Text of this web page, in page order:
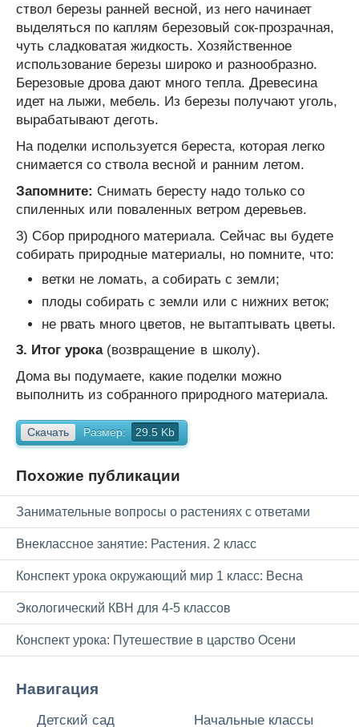
ствол березы ранней весной, из него начинает
выделяться по каплям березо­вый сок-прозрачная,
чуть сладковатая жидкость. Хозяйственное
использование березы широко и разнообразно.
Березовые дрова дают много тепла. Древесина
идет на лыжи, мебель. Из березы получа­ют уголь,
вырабатывают деготь.
На поделки используется береста, которая легко
снимается со ствола вес­ной и ранним летом.
Запомните: Снимать бересту надо только со
спиленных или поваленных ветром деревьев.
3) Сбор природного материала. Сейчас вы будете
собирать природные материалы, но помните, что:
ветки не ломать, а собирать с земли;
плоды собирать с земли или с нижних веток;
не рвать много цветов, не вытаптывать цветы.
3. Итог урока (возвращение в школу).
Дома вы подумаете, какие поделки можно
выполнить из собранного при­родного материала.
Скачать Размер: 29.5 Kb
Похожие публикации
Занимательные вопросы о растениях с ответами
Внеклассное занятие: Растения. 2 класс
Конспект урока окружающий мир 1 класс: Весна
Экологический КВН для 4-5 классов
Конспект урока: Путешествие в царство Осени
Навигация
Детский сад Начальные классы